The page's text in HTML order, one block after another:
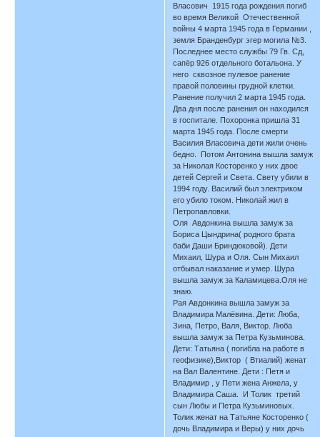
Власович 1915 года рождения погиб
во время Великой Отечественной
войны 4 марта 1945 года в Германии ,
земля Бранденбург эгер могила №3.
Последнее место службы 79 Гв. Сд,
сапёр 926 отдельного ботальона. У
него сквозное пулевое ранение
правой половины грудной клетки.
Ранение получил 2 марта 1945 года.
Два дня после ранения он находился
в госпитале. Похоронка пришла 31
марта 1945 года. После смерти
Василия Власовича дети жили очень
бедно. Потом Антонина вышла замуж
за Николая Косторенко у них двое
детей Сергей и Света. Свету убили в
1994 году. Василий был электриком
его убило током. Николай жил в
Петропавловки.
Оля Авдонкина вышла замуж за
Бориса Цындрина( родного брата
баби Даши Бриндюковой). Дети
Михаил, Шура и Оля. Сын Михаил
отбывал наказание и умер. Шура
вышла замуж за Каламицева.Оля не
знаю.
Рая Авдонкина вышла замуж за
Владимира Малёвина. Дети: Люба,
Зина, Петро, Валя, Виктор. Люба
вышла замуж за Петра Кузьминова.
Дети: Татьяна ( погибла на работе в
геофизике),Виктор ( Втиалий) женат
на Вал Валентине. Дети : Петя и
Владимир , у Пети жена Анжела, у
Владимира Саша. И Толик третий
сын Любы и Петра Кузьминовых.
Толик женат на Татьяне Косторенко (
дочь Владимира и Веры) у них дочь